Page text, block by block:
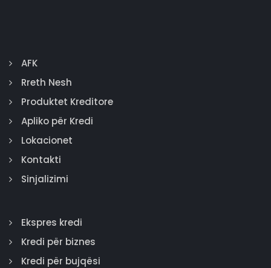
AFK
Rreth Nesh
Produktet Kreditore
Apliko për Kredi
Lokacionet
Kontakti
Sinjalizimi
Ekspres kredi
Kredi për biznes
Kredi për bujqësi